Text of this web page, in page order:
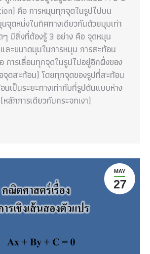
คือ การหมุนทุกจุดในรูปไปบน
จุดหน่่งในทิศทางเดียวกันด้วยมุมเท่า
มีสิ่งที่ต้องรู้ 3 อย่าง คือ จุดหมุน
ละขนาดมุมในการหมุน การสะท้อน
การเลื่อนทุกจุดในรูปไปอยู่อีกฝั่งของ
จุดสะท้อน) โดยทุกจุดของรูปที่สะท้อน
นเป็นระยะทางเท่ากับที่รูปต้นแบบห่าง
ลักการเดียวกับกระจกเงา)
MAY
27